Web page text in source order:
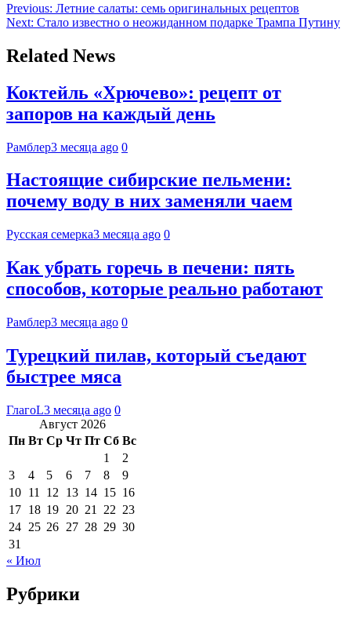
Previous: Летние салаты: семь оригинальных рецептов
Next: Стало известно о неожиданном подарке Трампа Путину
Related News
Коктейль «‎Хрючево»: рецепт от
запоров на каждый день
Рамблер3 месяца ago 0
Настоящие сибирские пельмени:
почему воду в них заменяли чаем
Русская семерка3 месяца ago 0
Как убрать горечь в печени: пять
способов, которые реально работают
Рамблер3 месяца ago 0
Турецкий пилав, который съедают
быстрее мяса
ГлагоL3 месяца ago 0
Август 2026
Пн Вт Ср Чт Пт Сб Вс
1
2
3
4 5 6 7 8
9
10 11 12 13 14 15 16
17 18 19 20 21 22 23
24 25 26 27 28 29 30
31
« Июл
Рубрики